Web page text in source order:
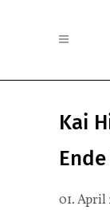
Kai
01. April